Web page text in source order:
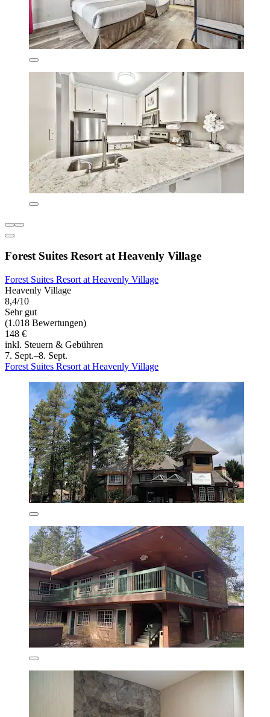
Forest Suites Resort at Heavenly Village
Forest Suites Resort at Heavenly Village
Heavenly Village
8,4/10
Sehr gut
(1.018 Bewertungen)
148 €
inkl. Steuern & Gebühren
7. Sept.–8. Sept.
Forest Suites Resort at Heavenly Village